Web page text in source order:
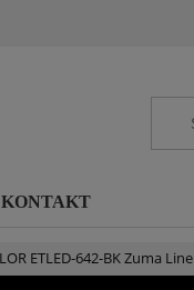
KONTAKT
ETLED-642-BK Zuma Line